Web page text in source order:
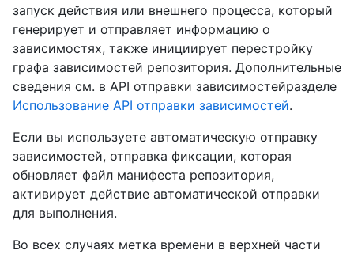
запуск действия или внешнего процесса, который
генерирует и отправляет информацию о
зависимостях, также инициирует перестройку
графа зависимостей репозитория. Дополнительные
сведения см. в API отправки зависимостейразделе
Использование API отправки зависимостей.
Если вы используете автоматическую отправку
зависимостей, отправка фиксации, которая
обновляет файл манифеста репозитория,
активирует действие автоматической отправки
для выполнения.
Во всех случаях метка времени в верхней части